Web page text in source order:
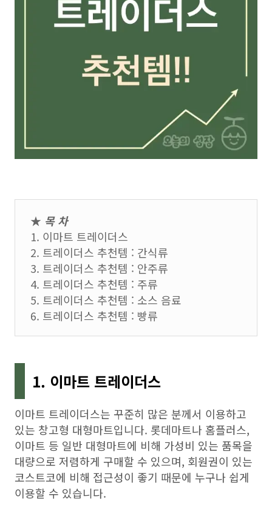
★ 목 차
1. 이마트 트레이더스
2. 트레이더스 추천템 : 간식류
3. 트레이더스 추천템 : 안주류
4. 트레이더스 추천템 : 주류
5. 트레이더스 추천템 : 소스 음료
6. 트레이더스 추천템 : 빵류
1. 이마트 트레이더스
이마트 트레이더스는 꾸준히 많은 분께서 이용하고
있는 창고형 대형마트입니다. 롯데마트나 홈플러스,
이마트 등 일반 대형마트에 비해 가성비 있는 품목을
대량으로 저렴하게 구매할 수 있으며, 회원권이 있는
코스트코에 비해 접근성이 좋기 때문에 누구나 쉽게
이용할 수 있습니다.